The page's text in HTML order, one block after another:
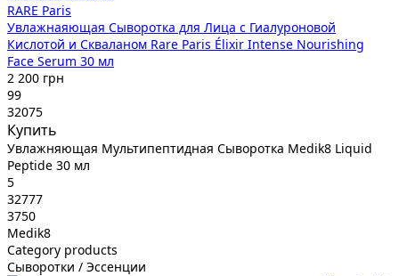
RARE Paris
Увлажнаяющая Сыворотка для Лица с Гиалуроновой
Кислотой и Скваланом Rare Paris Élixir Intense Nourishing
Face Serum 30 мл
2 200 грн
99
32075
Купить
Увлажняющая Мультипептидная Сыворотка Medik8 Liquid
Peptide 30 мл
5
32777
3750
Medik8
Category products
Сыворотки / Эссенции